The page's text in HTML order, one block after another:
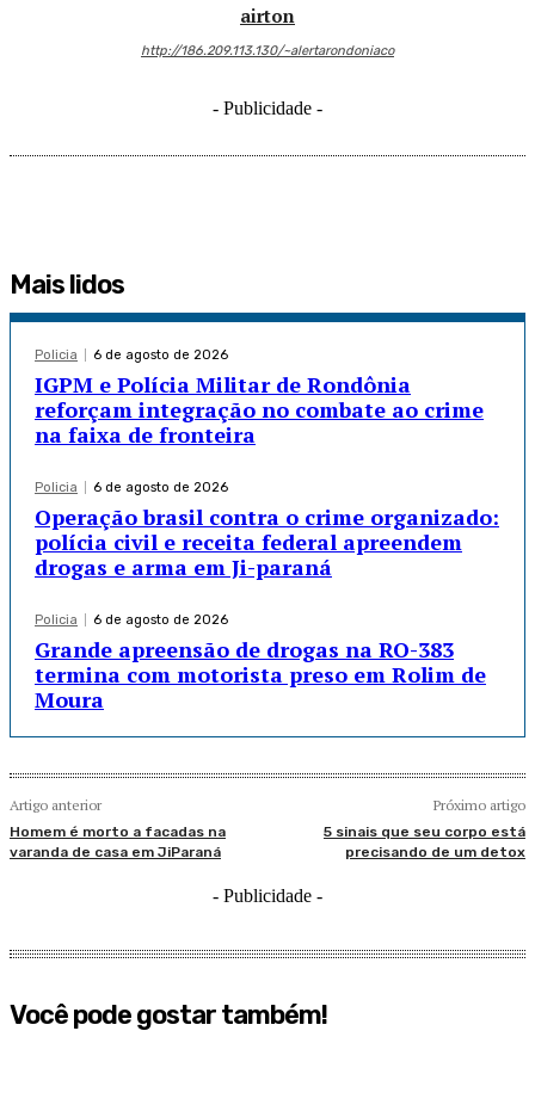
airton
http://186.209.113.130/~alertarondoniaco
- Publicidade -
Mais lidos
Policia 6 de agosto de 2026
IGPM e Polícia Militar de Rondônia
reforçam integração no combate ao crime
na faixa de fronteira
Policia 6 de agosto de 2026
Operação brasil contra o crime organizado:
polícia civil e receita federal apreendem
drogas e arma em Ji-paraná
Policia 6 de agosto de 2026
Grande apreensão de drogas na RO-383
termina com motorista preso em Rolim de
Moura
Artigo anterior
Homem é morto a facadas na
varanda de casa em JiParaná
Próximo artigo
5 sinais que seu corpo está
precisando de um detox
- Publicidade -
Você pode gostar também!